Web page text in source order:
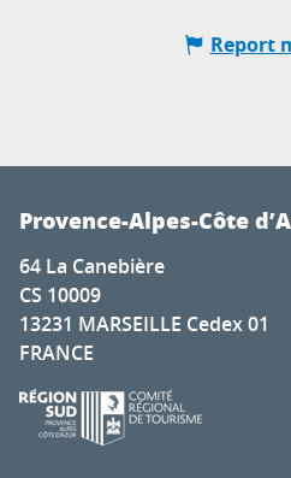
Report
Provence-Alpes-Côte
64 La Canebière
CS 10009
13231 MARSEILLE Cedex 01
FRANCE